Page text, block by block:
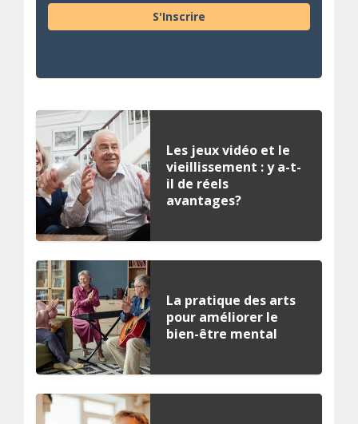
S'Inscrire
Les jeux vidéo et le
vieillissement : y a-t-
il de réels
avantages?
La pratique des arts
pour améliorer le
bien-être mental